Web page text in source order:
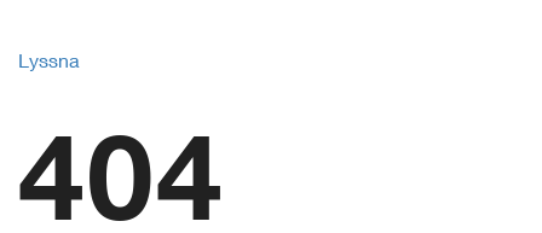
Lyssna
404